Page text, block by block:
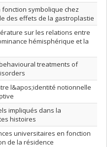
symbolique chez
des effets de la gastroplastie
sur les relations entre
hémisphérique et la
treatments of
l&apos;identité notionnelle
impliqués dans la
histoires
universitaires en fonction
de la résidence